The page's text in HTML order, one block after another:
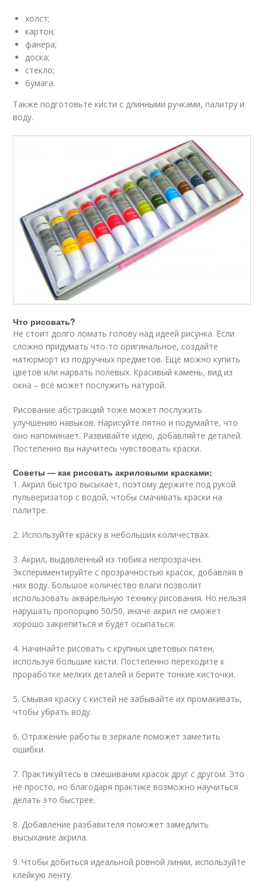
холст;
картон;
фанера;
доска;
стекло;
бумага.
Также подготовьте кисти с длинными ручками, палитру и
воду.
Что рисовать?
Не стоит долго ломать голову над идеей рисунка. Если
сложно придумать что-то оригинальное, создайте
натюрморт из подручных предметов. Ещё можно купить
цветов или нарвать полевых. Красивый камень, вид из
окна – всё может послужить натурой.
Рисование абстракций тоже может послужить
улучшению навыков. Нарисуйте пятно и подумайте, что
оно напоминает. Развивайте идею, добавляйте деталей.
Постепенно вы научитесь чувствовать краски.
Советы — как рисовать акриловыми красками:
1. Акрил быстро высыхает, поэтому держите под рукой
пульверизатор с водой, чтобы смачивать краски на
палитре.
2. Используйте краску в небольших количествах.
3. Акрил, выдавленный из тюбика непрозрачен.
Экспериментируйте с прозрачностью красок, добавляя в
них воду. Большое количество влаги позволит
использовать акварельную технику рисования. Но нельзя
нарушать пропорцию 50/50, иначе акрил не сможет
хорошо закрепиться и будет осыпаться.
4. Начинайте рисовать с крупных цветовых пятен,
используя большие кисти. Постепенно переходите к
проработке мелких деталей и берите тонкие кисточки.
5. Смывая краску с кистей не забывайте их промакивать,
чтобы убрать воду.
6. Отражение работы в зеркале поможет заметить
ошибки.
7. Практикуйтесь в смешивании красок друг с другом. Это
не просто, но благодаря практике возможно научиться
делать это быстрее.
8. Добавление разбавителя поможет замедлить
высыхание акрила.
9. Чтобы добиться идеальной ровной линии, используйте
клейкую ленту.